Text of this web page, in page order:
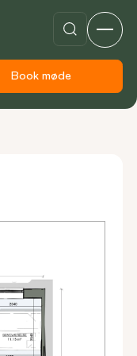
Book møde